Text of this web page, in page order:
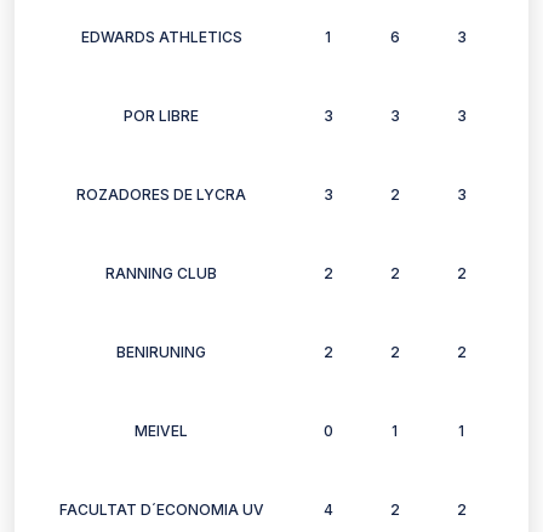
EDWARDS ATHLETICS 1 6 3
POR LIBRE 3 3 3
ROZADORES DE LYCRA 3 2 3
RANNING CLUB 2 2 2
BENIRUNING 2 2 2
MEIVEL 0 1 1
FACULTAT D´ECONOMIA UV 4 2 2